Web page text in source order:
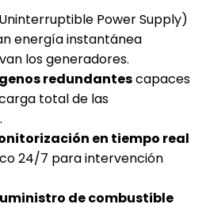
Power Supply)
energía instantánea
los generadores.
redundantescapaces
total de las
en tiempo real
24/7 para intervención
de combustible